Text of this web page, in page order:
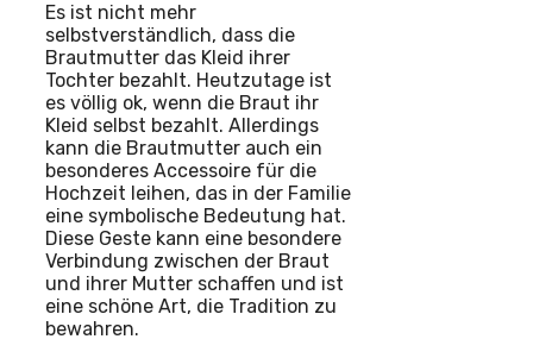
Es ist nicht mehr
selbstverständlich, dass die
Brautmutter das Kleid ihrer
Tochter bezahlt. Heutzutage ist
es völlig ok, wenn die Braut ihr
Kleid selbst bezahlt. Allerdings
kann die Brautmutter auch ein
besonderes Accessoire für die
Hochzeit leihen, das in der Familie
eine symbolische Bedeutung hat.
Diese Geste kann eine besondere
Verbindung zwischen der Braut
und ihrer Mutter schaffen und ist
eine schöne Art, die Tradition zu
bewahren.